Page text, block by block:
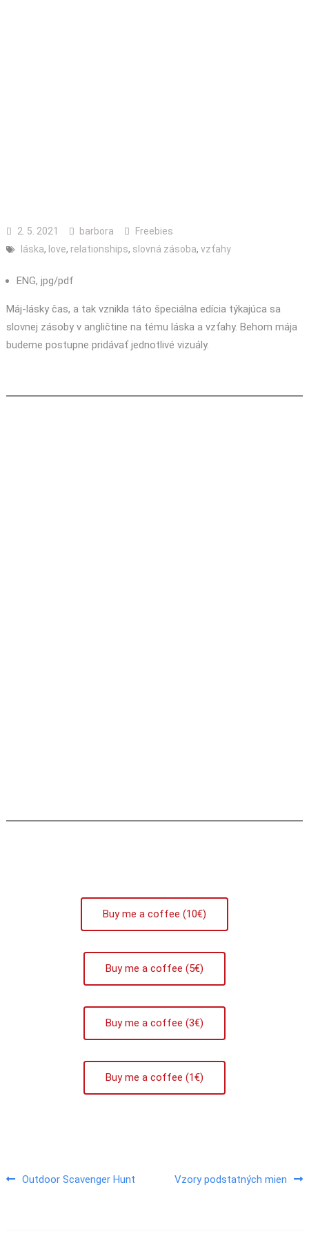
2. 5. 2021 barbora
Freebies
láska, love, relationships, slovná zásoba, vzťahy
ENG, jpg/pdf
Máj-lásky čas, a tak vznikla táto špeciálna edícia týkajúca sa
slovnej zásoby v angličtine na tému láska a vzťahy. Behom mája
budeme postupne pridávať jednotlivé vizuály.
Buy me a coffee (10€)
Buy me a coffee (5€)
Buy me a coffee (3€)
Buy me a coffee (1€)
Navigace pro příspěvek
Outdoor Scavenger Hunt Vzory podstatných mien